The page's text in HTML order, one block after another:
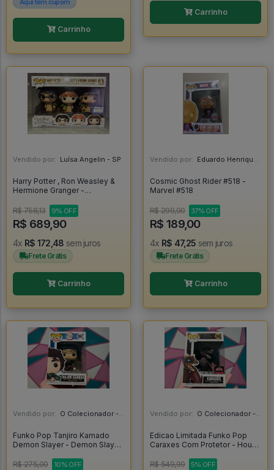
Aqui tem cupom
Carrinho
Carrinho
Vendido por: Luísa Angelin - SP
Harry Potter , Ron Weasley &
Hermione Granger -
R$ 758,13 9% OFF
R$ 689,90
4x R$ 172,48 sem juros
Frete Grátis
Carrinho
Vendido por: Eduardo Henrique - SP
Cosmic Ghost Rider #518 -
Marvel #518
R$ 299,90 37% OFF
R$ 189,00
4x R$ 47,25 sem juros
Frete Grátis
Carrinho
Vendido por: O Colecionador - SP
Funko Pop Tanjiro Kamado
Demon Slayer - Demon Slayer
R$ 275,00
10% OFF
Vendido por: O Colecionador - SP
Edicao Limitada Funko Pop
Caraxes Com Protetor - House
R$ 549,99
5% OFF